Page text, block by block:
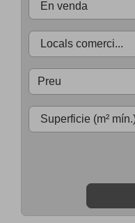
Preu